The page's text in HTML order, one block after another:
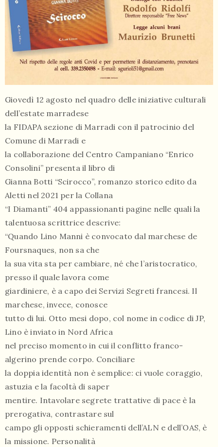
Giovedì 12 agosto nel quadro delle iniziative culturali
dell’estate marradese
la FIDAPA sezione di Marradi con il patrocinio del
Comune di Marradi e
la collaborazione del Centro Campaniano “Enrico
Consolini” presenta il libro di
Gianna Botti “Scirocco”, romanzo storico edito da
Aletti nel 2021 per la Collana
“I Diamanti” 404 appassionanti pagine nelle quali la
talentuosa scrittrice descrive:
“Quando Lino Manni è convocato dal marchese de
Foursnaques, non sa che
la sua vita sta per cambiare, né che l’aristocratico,
presso il quale lavora come
giardiniere, è a capo dei Servizi Segreti francesi. Il
marchese, invece, conosce
tutto di lui. Otto mesi dopo, col nome in codice di JP,
Lino è inviato in Nord Africa
nel preciso momento in cui il conflitto franco-
algerino prende corpo. Conciliare
la doppia identità non è semplice: ci vuole coraggio,
astuzia e la facoltà di saper
mentire. Intavolare segrete trattative di pace è la
prerogativa, contrastare sul
campo gli opposti schieramenti dell’ALN e dell’OAS, è
la missione. Personalità